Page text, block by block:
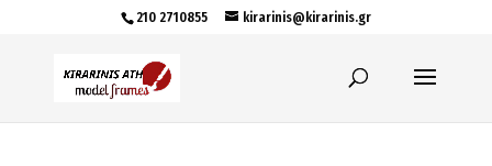
210 2710855 kirarinis@kirarinis.gr